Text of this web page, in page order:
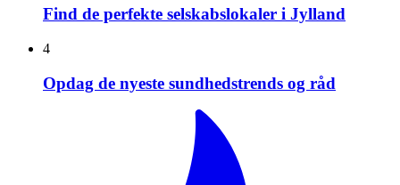
Find de perfekte selskabslokaler i Jylland
4
Opdag de nyeste sundhedstrends og råd